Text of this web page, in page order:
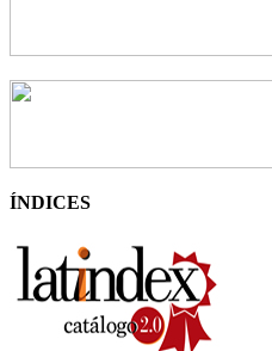
ÍNDICES